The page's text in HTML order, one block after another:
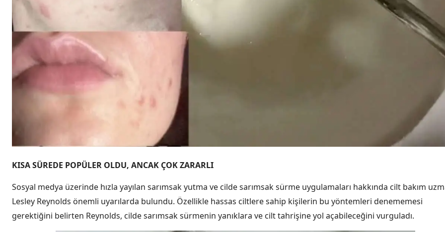
KISA SÜREDE POPÜLER OLDU, ANCAK ÇOK ZARARLI
Sosyal medya üzerinde hızla yayılan sarımsak yutma ve cilde sarımsak sürme uygulamaları hakkında cilt bakım
Lesley Reynolds önemli uyarılarda bulundu. Özellikle hassas ciltlere sahip kişilerin bu yöntemleri denememesi
gerektiğini belirten Reynolds, cilde sarımsak sürmenin yanıklara ve cilt tahrişine yol açabileceğini vurguladı.